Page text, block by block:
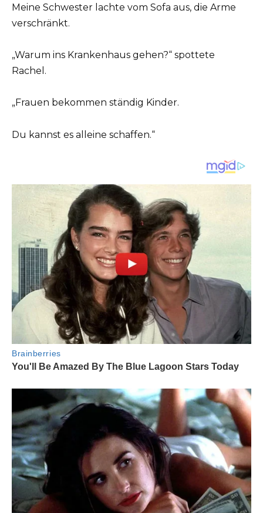
Meine Schwester lachte vom Sofa aus, die Arme
verschränkt.
„Warum ins Krankenhaus gehen?“ spottete
Rachel.
„Frauen bekommen ständig Kinder.
Du kannst es alleine schaffen.“